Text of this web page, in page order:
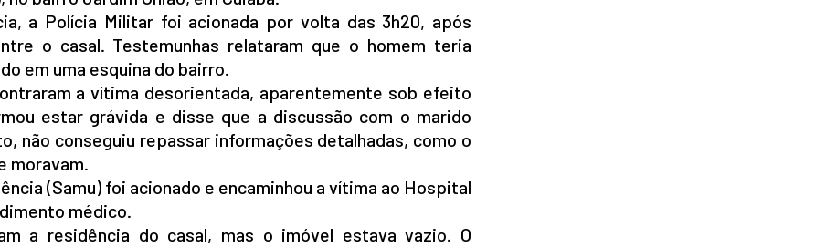
a Polícia Militar foi acionada por volta das 3h20, após
o casal. Testemunhas relataram que o homem teria
em uma esquina do bairro.
a vítima desorientada, aparentemente sob efeito
estar grávida e disse que a discussão com o marido
não conseguiu repassar informações detalhadas, como o
moravam.
(Samu) foi acionado e encaminhou a vítima ao Hospital
médico.
a residência do casal, mas o imóvel estava vazio. O